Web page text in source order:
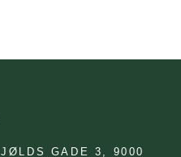
GADE 3, 9000